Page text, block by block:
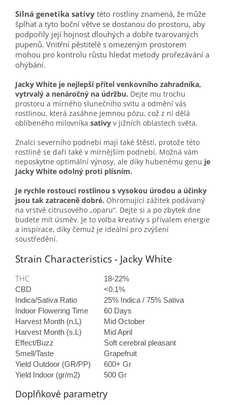
Silná genetika sativy této rostliny znamená, že může
šplhat a tyto boční větve se dostanou do prostoru, aby
podpořily její hojnost dlouhých a dobře tvarovaných
pupenů. Vnitřní pěstitelé s omezeným prostorem
mohou pro kontrolu růstu hledat metody prořezávání a
ohýbání.
Jacky White je nejlepší přítel venkovního zahradníka,
vytrvalý a nenáročný na údržbu. Dejte mu trochu
prostoru a mírného slunečního svitu a odmění vás
rostlinou, která zasáhne jemnou pózu, což z ní dělá
oblíbeného milovníka sativy v jižních oblastech světa.
Znalci severního podnebí mají také štěstí, protože této
rostlině se daří také v mírnějším podnebí. Možná vám
neposkytne optimální výnosy, ale díky hubenému genu je
Jacky White odolný proti plísním.
Je rychle rostoucí rostlinou s vysokou úrodou a účinky
jsou tak zatraceně dobré. Ohromující zážitek podávaný
na vrstvě citrusového „oparu“. Dejte si a po zbytek dne
budete mít úsměv. Je to volba kreativy s přívalem energie
a inspirace, díky čemuž je ideální pro zvýšení
soustředění.
Strain Characteristics - Jacky White
THC
18-22%
CBD
<0.1%
Indica/Sativa Ratio
25% Indica / 75% Sativa
Indoor Flowering Time
60 Days
Harvest Month (n.L)
Mid October
Harvest Month (s.L)
Mid April
Effect/Buzz
Soft cerebral pleasant
Smell/Taste
Grapefruit
Yield Outdoor (GR/PP)
600+ Gr
Yield Indoor (gr/m2)
500 Gr
Doplňkové parametry